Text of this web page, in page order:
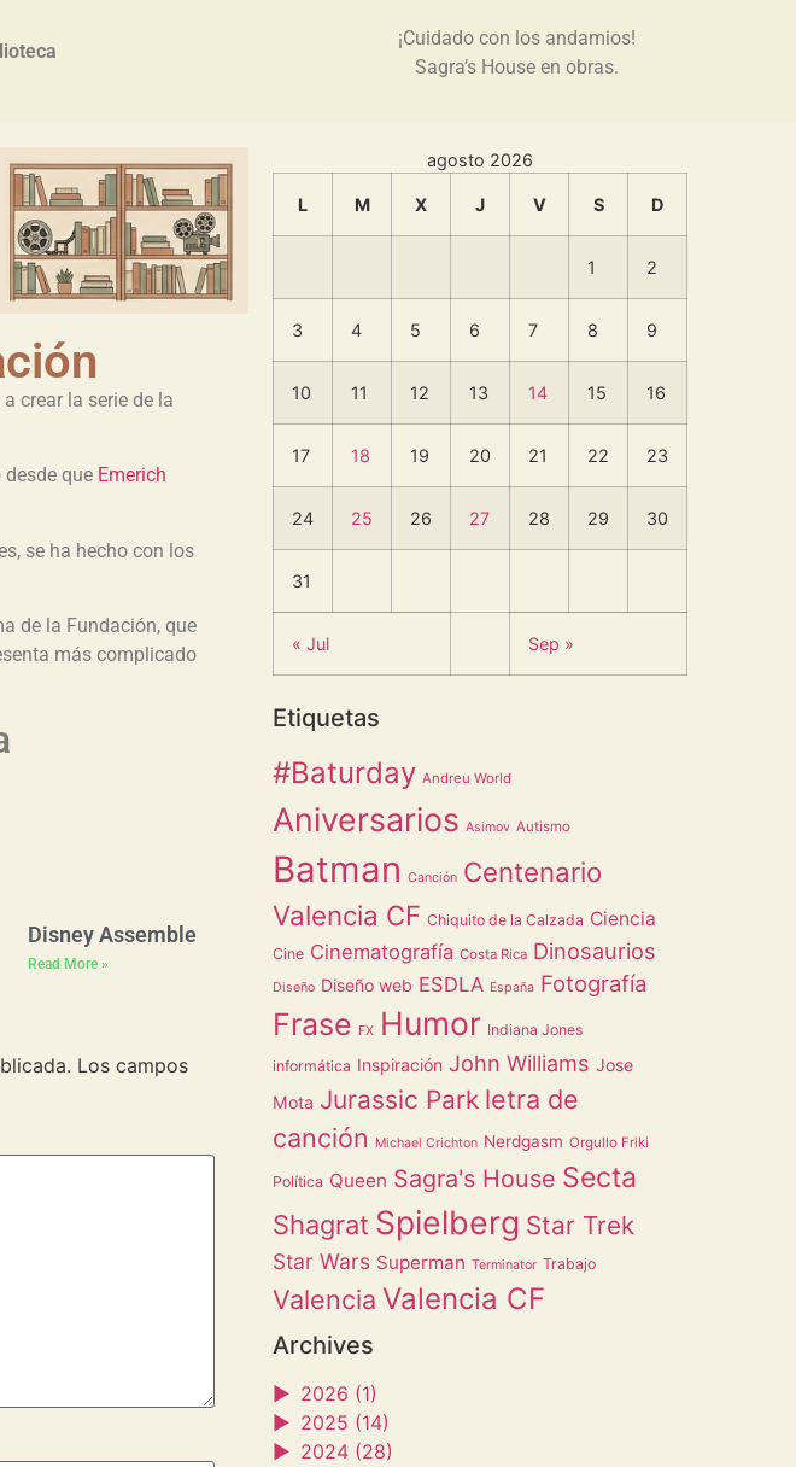
¡Cuidado con los andamios!
Sagra’s House en obras.
crear la serie de la
que Emerich
se ha hecho con los
de la Fundación, que
más complicado
Disney Assemble
Read More »
Los campos
agosto 2026
L M X J V S D
1 2
3 4 5 6 7 8 9
10 11 12 13 14 15 16
17 18 19 20 21 22 23
24 25 26 27 28 29 30
31
« Jul Sep »
Etiquetas
#Baturday Andreu World
Aniversarios Asimov Autismo
Batman Canción Centenario
Valencia CF Chiquito de la Calzada Ciencia
Cine Cinematografía Costa Rica Dinosaurios
Diseño Diseño web ESDLA España Fotografía
Frase FX Humor Indiana Jones
informática Inspiración John Williams Jose
Mota Jurassic Park letra de
canción
Michael Crichton Nerdgasm Orgullo Friki
Política Queen Sagra's House Secta
Shagrat Spielberg Star Trek
Star Wars Superman Terminator Trabajo
Valencia Valencia CF
Archives
► 2026 (1)
► 2025 (14)
► 2024 (28)